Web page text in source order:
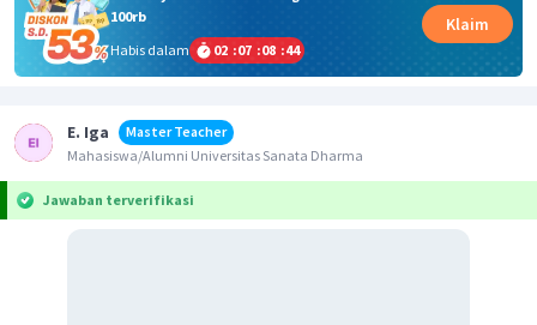
100rb
Habis dalam
02 :07 :08 :43
Klaim
E. Iga
Master Teacher
Mahasiswa/Alumni Universitas Sanata Dharma
Jawaban terverifikasi